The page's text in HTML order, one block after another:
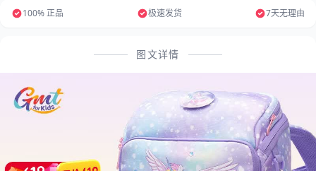
100% 正品 极速发货 7天无理由
图文详情